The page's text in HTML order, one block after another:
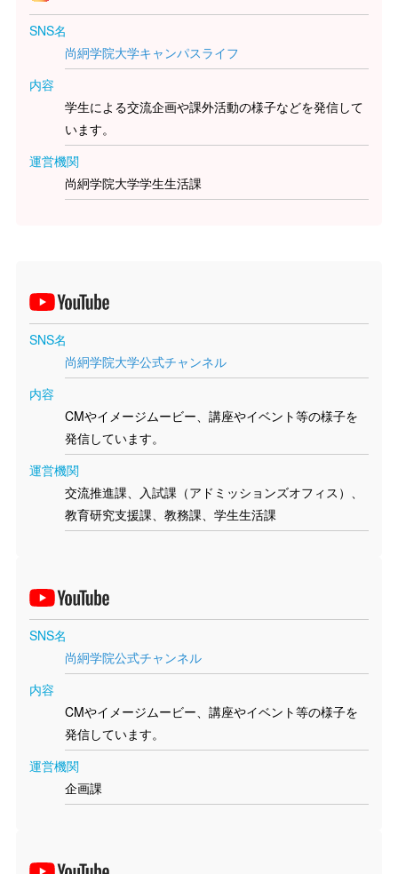
SNS名
尚絅学院大学キャンパスライフ
内容
学生による交流企画や課外活動の様子などを発信して
います。
運営機関
尚絅学院大学学生生活課
SNS名
尚絅学院大学公式チャンネル
内容
CMやイメージムービー、講座やイベント等の様子を
発信しています。
運営機関
交流推進課、入試課（アドミッションズオフィス）、
教育研究支援課、教務課、学生生活課
SNS名
尚絅学院公式チャンネル
内容
CMやイメージムービー、講座やイベント等の様子を
発信しています。
運営機関
企画課